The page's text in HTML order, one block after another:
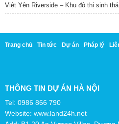
Việt Yên Riverside – Khu đô thị sinh
Trang chủ Tin tức Dự án Pháp lý
THÔNG TIN DỰ ÁN HÀ NỘI
Tel: 0986 866 790
Website: www.land24h.net